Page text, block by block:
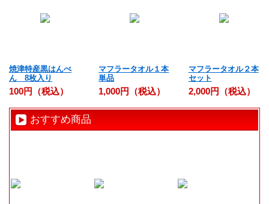
焼津特産黒はんぺ
ん 8枚入り
100円（税込）
マフラータオル１本
単品
1,000円（税込）
マフラータオル２本
セット
2,000円（税込）
おすすめ商品